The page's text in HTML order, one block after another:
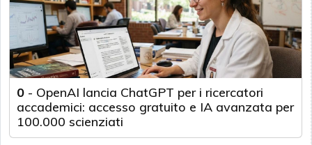
0 - OpenAI lancia ChatGPT per i ricercatori
accademici: accesso gratuito e IA avanzata per
100.000 scienziati